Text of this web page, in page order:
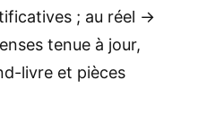
; au réel →
tenue à jour,
livre et pièces